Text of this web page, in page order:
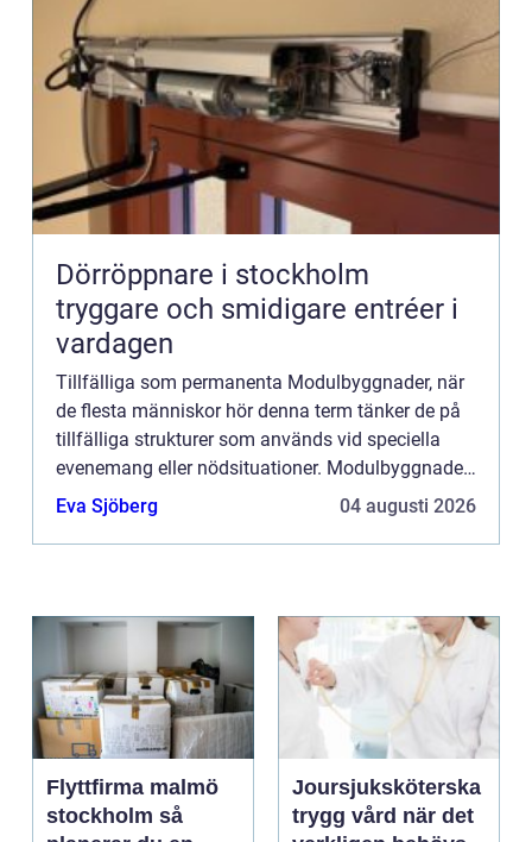
Dörröppnare i stockholm
tryggare och smidigare entréer i
vardagen
Tillfälliga som permanenta Modulbyggnader, när
de flesta människor hör denna term tänker de på
tillfälliga strukturer som används vid speciella
evenemang eller nödsituationer. Modulbyggnader
kan visserligen användas för dessa ändamål, men
Eva Sjöberg 04 augusti 2026
Flyttfirma malmö
stockholm så
Joursjuksköterska
trygg vård när det